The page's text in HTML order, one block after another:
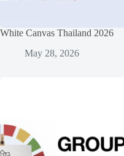
White Canvas Thailand 2026
May 28, 2026